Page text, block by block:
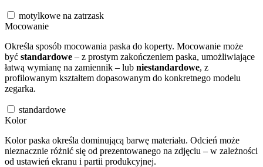
motylkowe na zatrzask
Mocowanie
Określa sposób mocowania paska do koperty. Mocowanie może
być standardowe – z prostym zakończeniem paska, umożliwiające
łatwą wymianę na zamiennik – lub niestandardowe, z
profilowanym kształtem dopasowanym do konkretnego modelu
zegarka.
standardowe
Kolor
Kolor paska określa dominującą barwę materiału. Odcień może
nieznacznie różnić się od prezentowanego na zdjęciu – w zależności
od ustawień ekranu i partii produkcyjnej.